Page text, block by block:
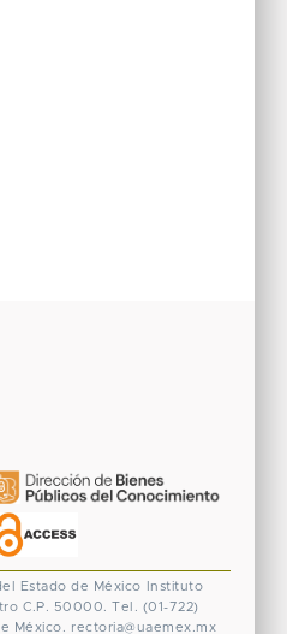
Estado de México
Instituto
C.P. 50000. Tel. (01-722)
México. rectoria@uaemex.mx